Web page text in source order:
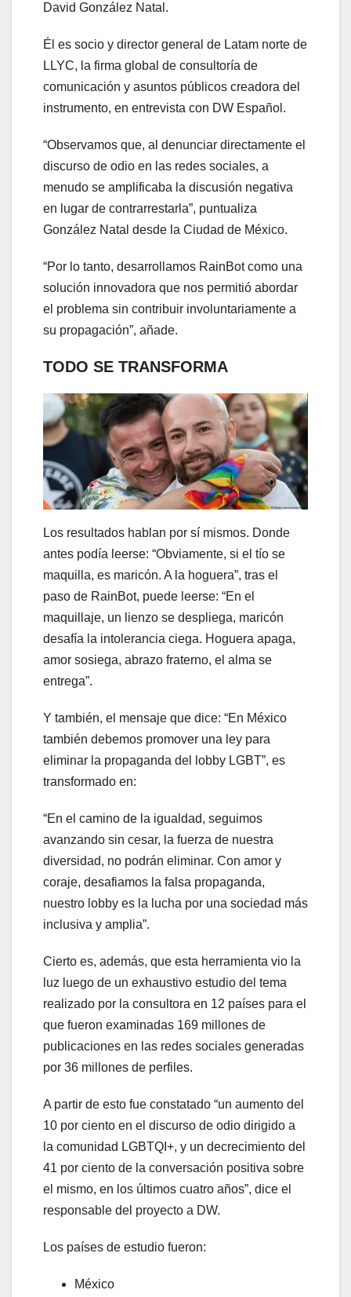
David González Natal.
Él es socio y director general de Latam norte de
LLYC, la firma global de consultoría de
comunicación y asuntos públicos creadora del
instrumento, en entrevista con DW Español.
“Observamos que, al denunciar directamente el
discurso de odio en las redes sociales, a
menudo se amplificaba la discusión negativa
en lugar de contrarrestarla”, puntualiza
González Natal desde la Ciudad de México.
“Por lo tanto, desarrollamos RainBot como una
solución innovadora que nos permitió abordar
el problema sin contribuir involuntariamente a
su propagación”, añade.
TODO SE TRANSFORMA
Los resultados hablan por sí mismos. Donde
antes podía leerse: “Obviamente, si el tío se
maquilla, es maricón. A la hoguera”, tras el
paso de RainBot, puede leerse: “En el
maquillaje, un lienzo se despliega, maricón
desafía la intolerancia ciega. Hoguera apaga,
amor sosiega, abrazo fraterno, el alma se
entrega”.
Y también, el mensaje que dice: “En México
también debemos promover una ley para
eliminar la propaganda del lobby LGBT”, es
transformado en:
“En el camino de la igualdad, seguimos
avanzando sin cesar, la fuerza de nuestra
diversidad, no podrán eliminar. Con amor y
coraje, desafiamos la falsa propaganda,
nuestro lobby es la lucha por una sociedad más
inclusiva y amplia”.
Cierto es, además, que esta herramienta vio la
luz luego de un exhaustivo estudio del tema
realizado por la consultora en 12 países para el
que fueron examinadas 169 millones de
publicaciones en las redes sociales generadas
por 36 millones de perfiles.
A partir de esto fue constatado “un aumento del
10 por ciento en el discurso de odio dirigido a
la comunidad LGBTQI+, y un decrecimiento del
41 por ciento de la conversación positiva sobre
el mismo, en los últimos cuatro años”, dice el
responsable del proyecto a DW.
Los países de estudio fueron:
México